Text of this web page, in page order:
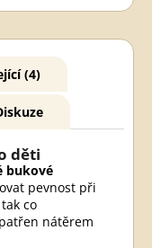
(4)
děti
bukové
pevnost při
co
nátěrem